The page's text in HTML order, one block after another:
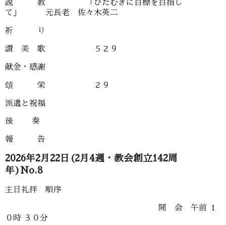
説 教 「ひたむきに目標を目指し
て」 元長老 佐々木英二
祈 り
讃 美 歌 ５２９
献金・感謝
頌 栄 ２９
派遣と祝福
後 奏
報 告
2026年2月22日(2月4週・教会創立142周
年)No.8
主日礼拝 順序
開 会 午前 １
０時 ３０分